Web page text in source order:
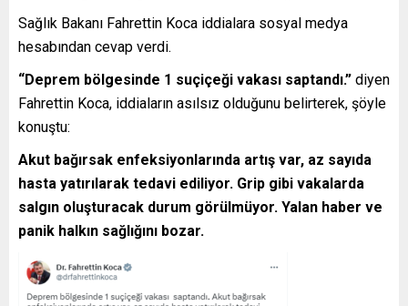
Sağlık Bakanı Fahrettin Koca iddialara sosyal medya
hesabından cevap verdi.
“Deprem bölgesinde 1 suçiçeği vakası saptandı.” diyen
Fahrettin Koca, iddiaların asılsız olduğunu belirterek, şöyle
konuştu:
Akut bağırsak enfeksiyonlarında artış var, az sayıda
hasta yatırılarak tedavi ediliyor. Grip gibi vakalarda
salgın oluşturacak durum görülmüyor. Yalan haber ve
panik halkın sağlığını bozar.